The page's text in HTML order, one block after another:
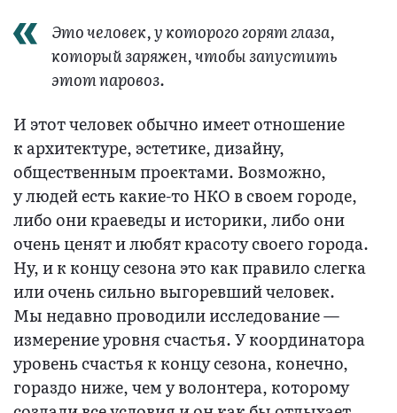
Это человек, у которого горят глаза,
который заряжен, чтобы запустить
этот паровоз.
И этот человек обычно имеет отношение
к архитектуре, эстетике, дизайну,
общественным проектами. Возможно,
у людей есть какие-то НКО в своем городе,
либо они краеведы и историки, либо они
очень ценят и любят красоту своего города.
Ну, и к концу сезона это как правило слегка
или очень сильно выгоревший человек.
Мы недавно проводили исследование —
измерение уровня счастья. У координатора
уровень счастья к концу сезона, конечно,
гораздо ниже, чем у волонтера, которому